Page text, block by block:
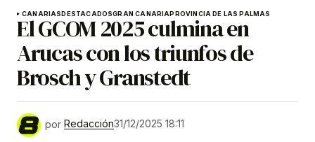
CANARIASDESTACADOSGRAN CANARIAPROVINCIA DE LAS PALMAS
El GCOM 2025 culmina en
Arucas con los triunfos de
Brosch y Granstedt
por Redacción31/12/2025 18:11